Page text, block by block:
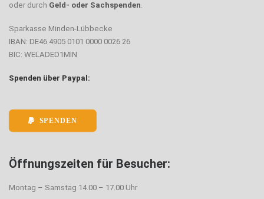
oder durch Geld- oder Sachspenden.
Sparkasse Minden-Lübbecke
IBAN: DE46 4905 0101 0000 0026 26
BIC: WELADED1MIN
Spenden über Paypal:
SPENDEN
Öffnungszeiten für Besucher:
Montag – Samstag 14.00 – 17.00 Uhr